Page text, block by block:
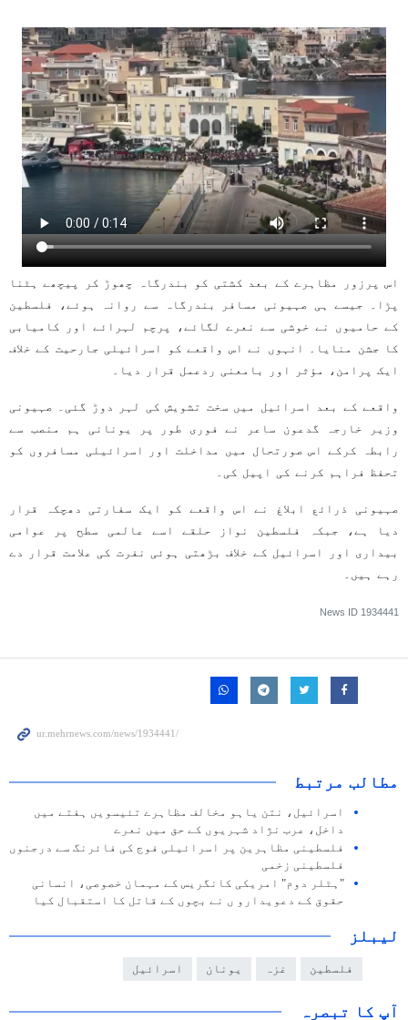
اس پرزور مظاہرے کے بعد کشتی کو بندرگاہ چھوڑ کر پیچھے ہٹنا
پڑا۔ جیسے ہی صہیونی مسافر بندرگاہ سے روانہ ہوئے، فلسطین
کے حامیوں نے خوشی سے نعرے لگائے، پرچم لہرائے اور کامیابی
کا جشن منایا۔ انہوں نے اس واقعے کو اسرائیلی جارحیت کے خلاف
ایک پرامن، مؤثر اور بامعنی ردعمل قرار دیا۔
واقعے کے بعد اسرائیل میں سخت تشویش کی لہر دوڑ گئی۔ صہیونی
وزیر خارجہ گدعون ساعر نے فوری طور پر یونانی ہم منصب سے
رابطہ کرکے اس صورتحال میں مداخلت اور اسرائیلی مسافروں کو
تحفظ فراہم کرنے کی اپیل کی۔
صہیونی ذرائع ابلاغ نے اس واقعے کو ایک سفارتی دھچکہ قرار
دیا ہے، جبکہ فلسطین نواز حلقے اسے عالمی سطح پر عوامی
بیداری اور اسرائیل کے خلاف بڑھتی ہوئی نفرت کی علامت قرار دے
رہے ہیں۔
News ID 1934441
مطالب مرتبط
اسرائیل، نتن یاہو مخالف مظاہرے تئیسویں ہفتے میں
داخل، عرب نژاد شہریوں کے حق میں نعرے
فلسطینی مظاہرین پر اسرائیلی فوج کی فائرنگ سے درجنوں
فلسطینی زخمی
"ہٹلر دوم" امریکی کانگریس کے مہمان خصوصی، انسانی
حقوق کے دعویدارو ں نے بچوں کے قاتل کا استقبال کیا
لیبلز
فلسطین غزہ یونان اسرائیل
آپ کا تبصرہ